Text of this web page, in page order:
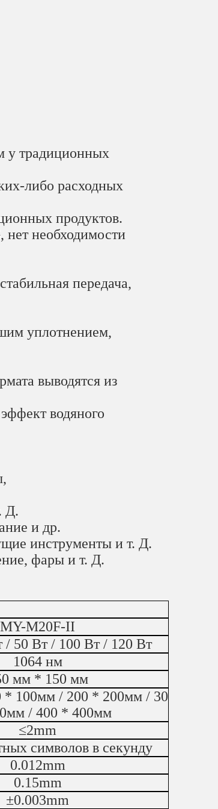
у традиционных
либо расходных
продуктов.
нет необходимости
передача,
уплотнением,
выводятся из
водяного
Д.
и др.
инструменты и т. Д.
фары и т. Д.
MY-M20F-II
/ 50 Вт / 100 Вт / 120 Вт
1064 нм
мм * 150 мм
* 100мм / 200 * 200мм / 30
/ 400 * 400мм
≤2mm
символов в секунду
0.012mm
0.15mm
±0.003mm